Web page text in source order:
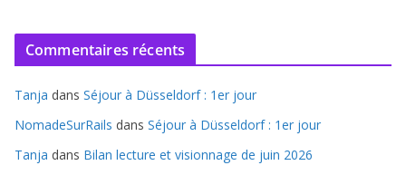
Commentaires récents
Tanja dans Séjour à Düsseldorf : 1er jour
NomadeSurRails dans Séjour à Düsseldorf : 1er jour
Tanja dans Bilan lecture et visionnage de juin 2026